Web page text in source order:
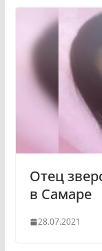
Отец
в Самаре
28.07.2021